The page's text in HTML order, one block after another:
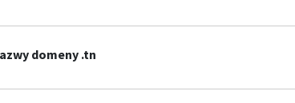
domeny .tn